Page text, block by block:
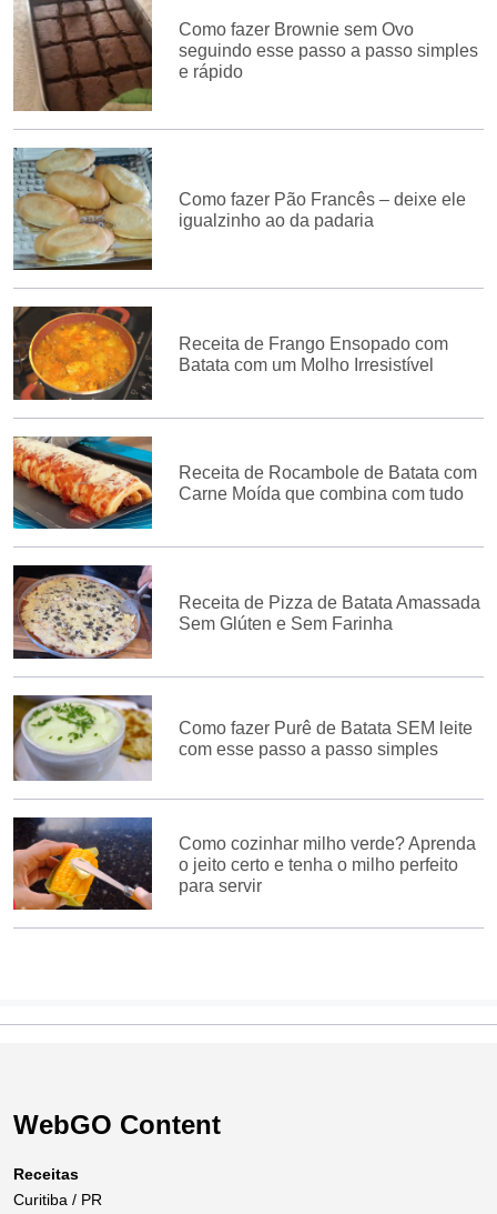
Como fazer Brownie sem Ovo
seguindo esse passo a passo simples
e rápido
Como fazer Pão Francês – deixe ele
igualzinho ao da padaria
Receita de Frango Ensopado com
Batata com um Molho Irresistível
Receita de Rocambole de Batata com
Carne Moída que combina com tudo
Receita de Pizza de Batata Amassada
Sem Glúten e Sem Farinha
Como fazer Purê de Batata SEM leite
com esse passo a passo simples
Como cozinhar milho verde? Aprenda
o jeito certo e tenha o milho perfeito
para servir
WebGO Content
Receitas
Curitiba / PR